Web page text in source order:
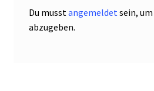
Du musst angemeldet sein,
abzugeben.